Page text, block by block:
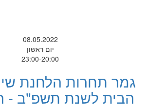
08.05.2022
יום ראשון
23:00-20:00
גמר תחרות הלחנת
הבית לשנת תשפ"ב -